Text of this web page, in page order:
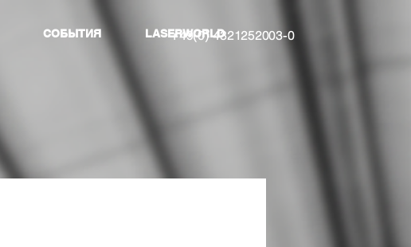
+49(0) 4321252003-0
СОБЫТИЯ LASERWORLD